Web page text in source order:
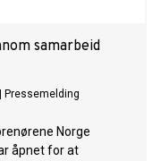
samarbeid
Pressemelding
Norge
åpnet for at